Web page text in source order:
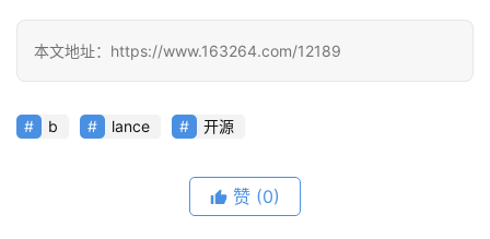
模
型
框
本文地址：https://www.163264.com/12189
b lance 开源
赞 (0)